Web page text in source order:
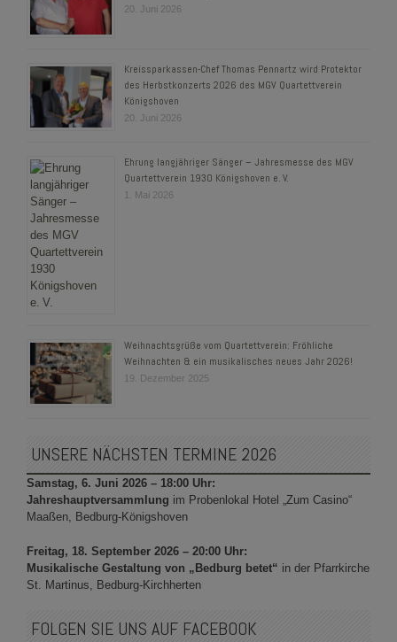
20. Juni 2026
Kreissparkassen-Chef Thomas Pennartz wird Protektor
des Herbstkonzerts 2026 des MGV Quartettverein
Königshoven
20. Juni 2026
Ehrung langjähriger Sänger – Jahresmesse des MGV
Quartettverein 1930 Königshoven e. V.
1. Mai 2026
Weihnachtsgrüße vom Quartettverein: Fröhliche
Weihnachten & ein musikalisches neues Jahr 2026!
19. Dezember 2025
UNSERE NÄCHSTEN TERMINE 2026
Samstag, 6. Juni 2026 – 18:00 Uhr:
Jahreshauptversammlung im Probenlokal Hotel „Zum Casino“
Maaßen, Bedburg-Königshoven
Freitag, 18. September 2026 – 20:00 Uhr:
Musikalische Gestaltung von „Bedburg betet“ in der Pfarrkirche
St. Martinus, Bedburg-Kirchherten
FOLGEN SIE UNS AUF FACEBOOK